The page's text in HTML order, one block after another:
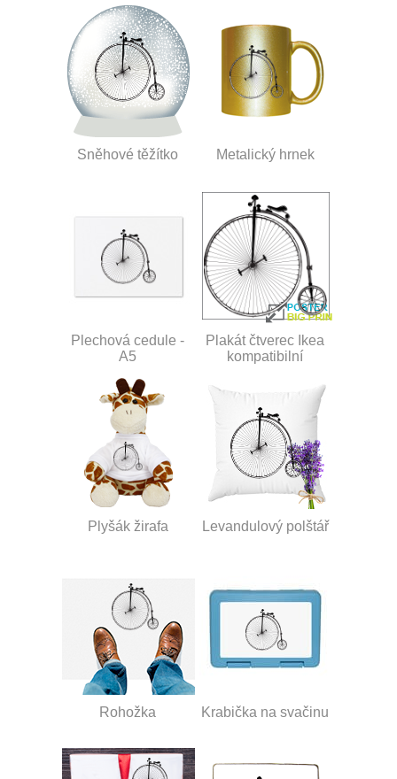
Sněhové těžítko Metalický hrnek
Plechová cedule -
A5
Plakát čtverec Ikea
kompatibilní
Plyšák žirafa Levandulový polštář
Rohožka Krabička na svačinu